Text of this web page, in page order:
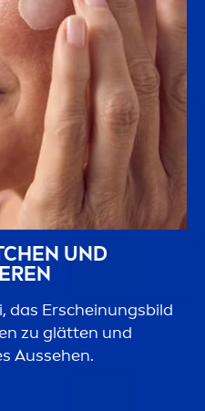
UND
das Erscheinungsbild
zu glätten und
Aussehen.